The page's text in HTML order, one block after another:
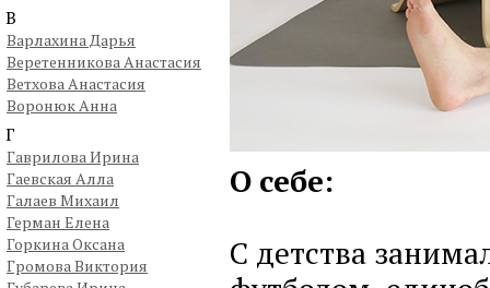
В
Варлахина Дарья
Веретенникова Анастасия
Ветхова Анастасия
Воронюк Анна
Г
Гаврилова Ирина
Гаевская Алла
Галаев Михаил
Герман Елена
Горкина Оксана
Громова Виктория
О себе:
С детства